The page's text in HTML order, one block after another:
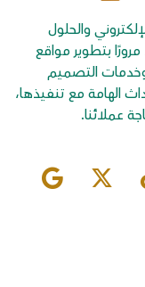
والحلول
بتطوير مواقع
وخدمات التصميم
الهامة مع تنفيذها،
عملائنا.